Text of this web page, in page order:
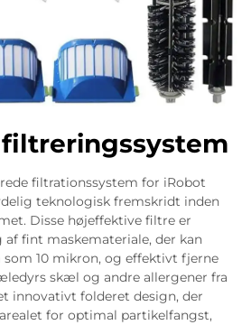
filtrationssystem for iRobot
teknologisk fremskridt inden
Disse højeffektive filtre er
fint maskemateriale, der kan
som 10 mikron, og effektivt fjerne
skæl og andre allergener fra
innovativt folderet design, der
for optimal partikelfangst,